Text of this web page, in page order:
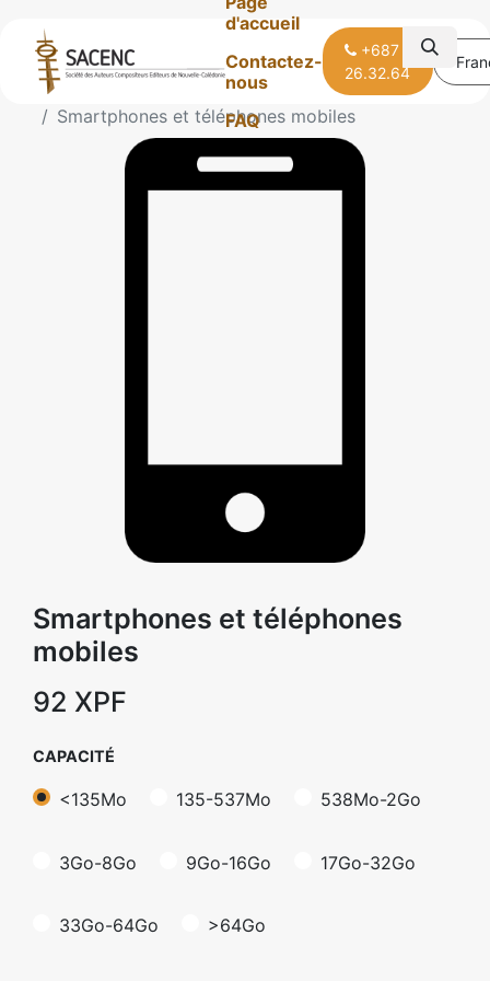
d'accueil
Contactez-
nous
FAQ
+687
26.32.64
Tous les produits
Smartphones et téléphones mobiles
Smartphones et téléphones
mobiles
92 XPF
CAPACITÉ
<135Mo 135-537Mo 538Mo-2Go
3Go-8Go 9Go-16Go 17Go-32Go
33Go-64Go >64Go